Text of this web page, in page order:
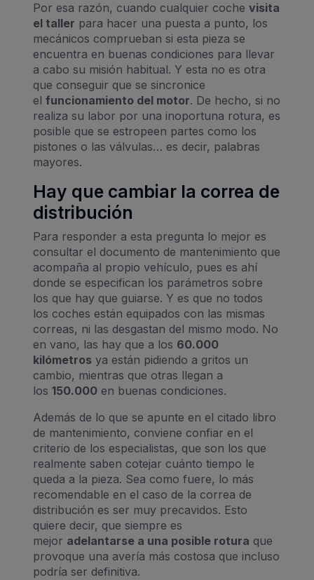
Por esa razón, cuando cualquier coche visita
el taller para hacer una puesta a punto, los
mecánicos comprueban si esta pieza se
encuentra en buenas condiciones para llevar
a cabo su misión habitual. Y esta no es otra
que conseguir que se sincronice
el funcionamiento del motor. De hecho, si no
realiza su labor por una inoportuna rotura, es
posible que se estropeen partes como los
pistones o las válvulas… es decir, palabras
mayores.
Hay que cambiar la correa de
distribución
Para responder a esta pregunta lo mejor es
consultar el documento de mantenimiento que
acompaña al propio vehículo, pues es ahí
donde se especifican los parámetros sobre
los que hay que guiarse. Y es que no todos
los coches están equipados con las mismas
correas, ni las desgastan del mismo modo. No
en vano, las hay que a los 60.000
kilómetros ya están pidiendo a gritos un
cambio, mientras que otras llegan a
los 150.000 en buenas condiciones.
Además de lo que se apunte en el citado libro
de mantenimiento, conviene confiar en el
criterio de los especialistas, que son los que
realmente saben cotejar cuánto tiempo le
queda a la pieza. Sea como fuere, lo más
recomendable en el caso de la correa de
distribución es ser muy precavidos. Esto
quiere decir, que siempre es
mejor adelantarse a una posible rotura que
provoque una avería más costosa que incluso
podría ser definitiva.